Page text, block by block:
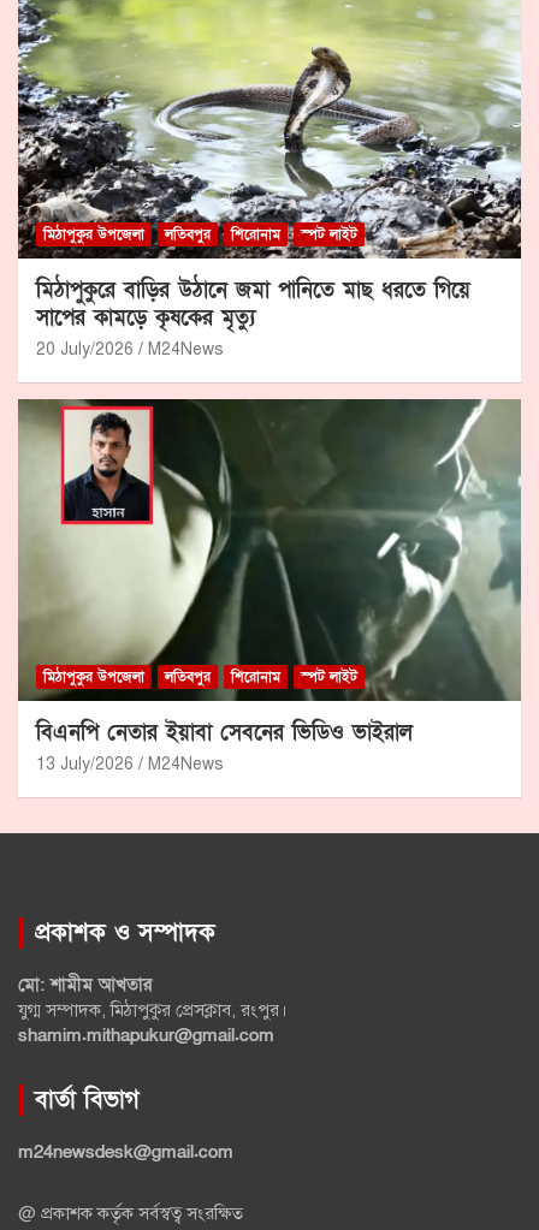
মিঠাপুকুর উপজেলা লতিবপুর শিরোনাম স্পট লাইট
মিঠাপুকুরে বাড়ির উঠানে জমা পানিতে মাছ ধরতে গিয়ে
সাপের কামড়ে কৃষকের মৃত্যু
20 July/2026 M24News
মিঠাপুকুর উপজেলা লতিবপুর শিরোনাম স্পট লাইট
বিএনপি নেতার ইয়াবা সেবনের ভিডিও ভাইরাল
13 July/2026 M24News
প্রকাশক ও সম্পাদক
মো: শামীম আখতার
যুগ্ম সম্পাদক, মিঠাপুকুর প্রেসক্লাব, রংপুর।
shamim.mithapukur@gmail.com
বার্তা বিভাগ
m24newsdesk@gmail.com
@ প্রকাশক কর্তৃক সর্বস্বত্ব সংরক্ষিত